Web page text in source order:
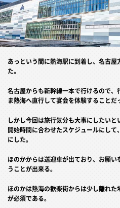
あっという間に熱海駅に到着し、名古
た。
名古屋からも新幹線一本で行けるので
ま熱海へ直行して宴会を体験することだ
しかし今回は旅行気分も大事にしたい
開始時間に合わせたスケジュールにし
にした。
ほのかからは送迎車が出ており、お願
うことが出来る。
ほのかは熱海の歓楽街からは少し離れ
が必須である。